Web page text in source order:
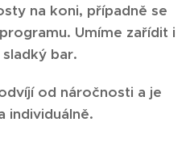
na koni, případně se
Umíme zařídit i
bar.
od náročnosti a je
individuálně.